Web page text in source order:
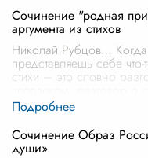
Сочинение "родная
аргумента из стихов
Николай Рубцов…
представляешь себе
стихи – это словно
Сочинение Образ
души»